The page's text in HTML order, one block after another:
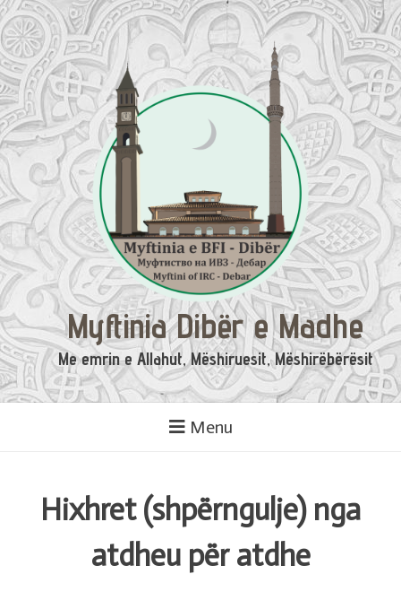
Skip
to
content
Myftinia Dibër e Madhe
Me emrin e Allahut, Mëshiruesit, Mëshirëbërësit
Menu
Hixhret (shpërngulje) nga
atdheu për atdhe